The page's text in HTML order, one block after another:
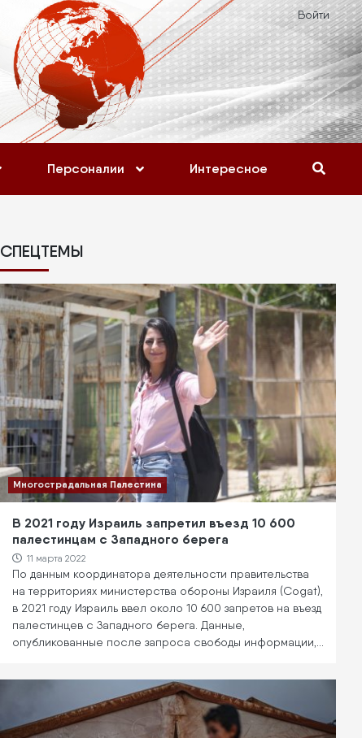
Войти
Персоналии Интересное
СПЕЦТЕМЫ
Многострадальная Палестина
В 2021 году Израиль запретил въезд 10 600
палестинцам с Западного берега
11 марта 2022
По данным координатора деятельности правительства
на территориях министерства обороны Израиля (Cogat),
в 2021 году Израиль ввел около 10 600 запретов на въезд
палестинцев с Западного берега. Данные,
опубликованные после запроса свободы информации,…